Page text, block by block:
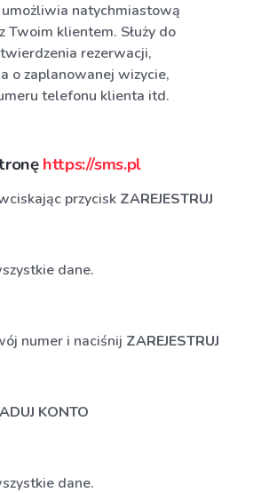
umożliwia natychmiastową
Twoim klientem. Służy do
rezerwacji,
o zaplanowanej wizycie,
telefonu klienta itd.
https://sms.pl
przycisk ZAREJESTRUJ
dane.
numer i naciśnij ZAREJESTRUJ
KONTO
dane.